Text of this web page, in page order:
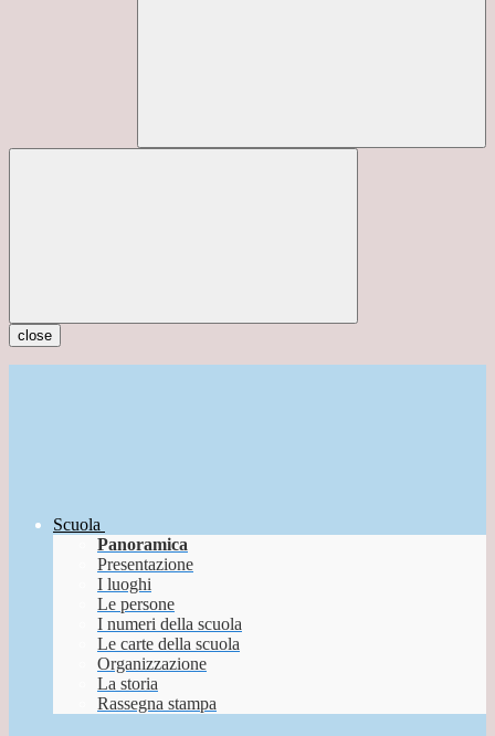
close
Scuola
Panoramica
Presentazione
I luoghi
Le persone
I numeri della scuola
Le carte della scuola
Organizzazione
La storia
Rassegna stampa